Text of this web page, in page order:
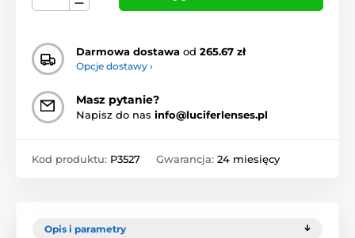
Darmowa dostawa od 265.67 zł
Opcje dostawy ›
Masz pytanie?
Napisz do nas info@luciferlenses.pl
Kod produktu: P3527 Gwarancja: 24 miesięcy
Opis i parametry